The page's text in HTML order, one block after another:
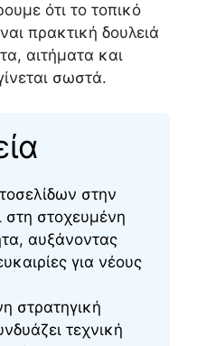
ότι το τοπικό
πρακτική δουλειά
αιτήματα και
σωστά.
στην
στη στοχευμένη
αυξάνοντας
για νέους
στρατηγική
τεχνική